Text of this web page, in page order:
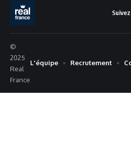
©
2025
Real
France
L'équipe Recrutement